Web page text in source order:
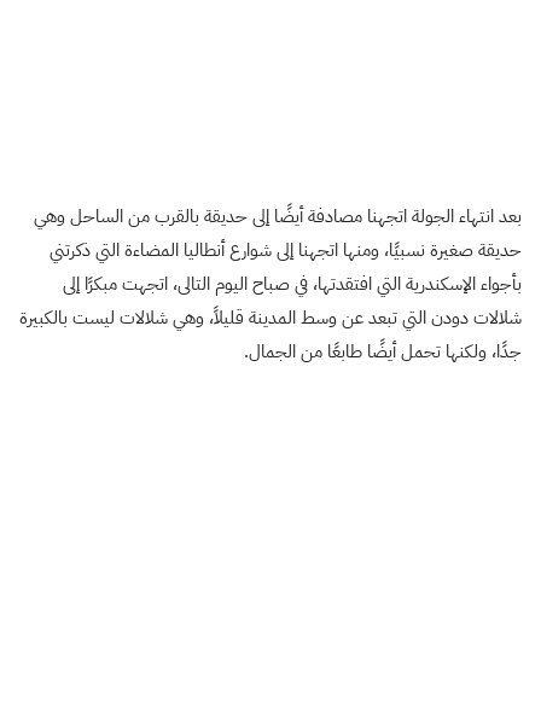
بعد انتهاء الجولة اتجهنا مصادفة أيضًا إلى حديقة بالقرب من الساحل وهي
حديقة صغيرة نسبيًا، ومنها اتجهنا إلى شوارع أنطاليا المضاءة التي ذكرتني
بأجواء الإسكندرية التي افتقدتها، في صباح اليوم التالى، اتجهت مبكرًا إلى
شلالات دودن التي تبعد عن وسط المدينة قليلاً، وهي شلالات ليست بالكبيرة
جدًا، ولكنها تحمل أيضًا طابعًا من الجمال.